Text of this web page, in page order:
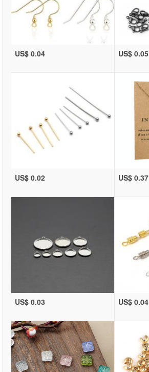
US$ 0.04 US$ 0.05
US$ 0.02 US$ 0.37
US$ 0.03 US$ 0.04